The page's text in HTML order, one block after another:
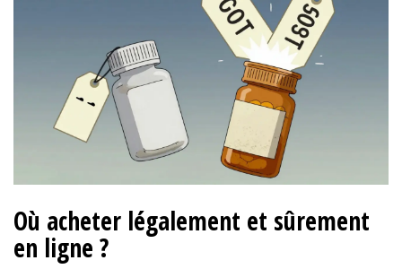
Où acheter légalement et sûrement
en ligne ?